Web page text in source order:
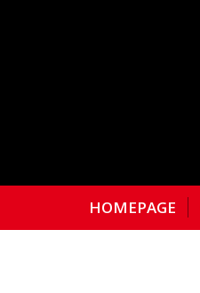
HOMEPAGE